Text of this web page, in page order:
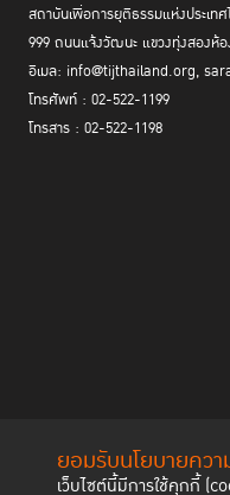
ยอมรับนโยบายคว
เว็บไซต์นี้มีการใช้คุกกี้
สถาบันเพื่อการยุติธรรมแห่งประเท
999 ถนนแจ้งวัฒนะ แขวงทุ่งสองห้
อีเมล: info@tijthailand.org,
โทรศัพท์ : 02-522-1199
โทรสาร : 02-522-1198